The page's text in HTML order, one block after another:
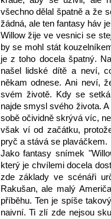
všechno dělal špatně a že
žádná, ale ten fantasy háv
Willow žije ve vesnici se
by se mohl stát
je z toho docela špatný.
našel lidské dítě a neví,
někam odnese. Ani neví,
svém životě. Kdy se
najde smysl svého života.
sobě očividně skrývá víc,
však ví od začátku,
pryč a stává se plaváčkem.
Jako fantasy snímek
který je chvílemi docela
zde základy ve scénáři
Rakušan, ale malý
příběhu. Ten je spíše
naivní. Ti zlí zde nejsou